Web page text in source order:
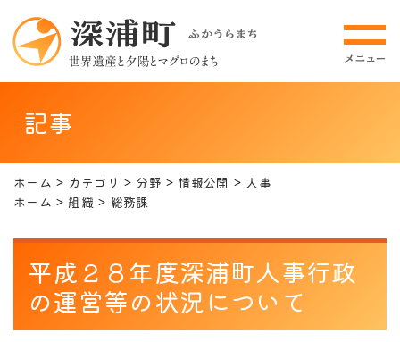
記事
ホーム カテゴリ 分野 情報公開
人事
ホーム
組織 総務課
平成２８年度深浦町人事行政
の運営等の状況について